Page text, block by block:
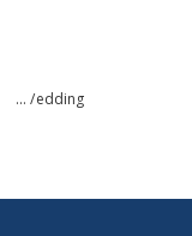
... /edding